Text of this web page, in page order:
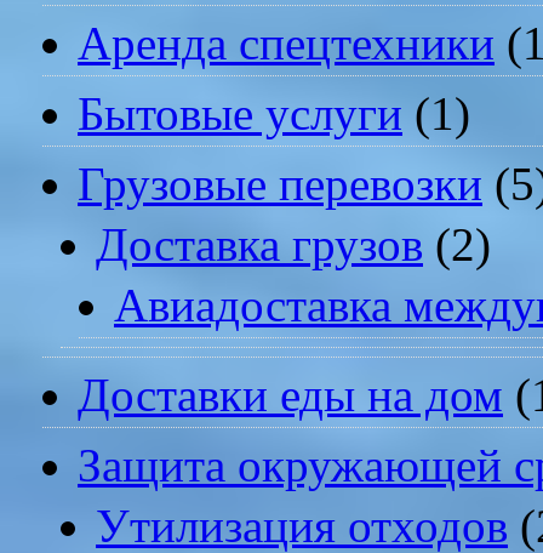
Аренда спецтехники
Бытовые услуги (1)
Грузовые перевозки
Доставка грузов (2)
Авиадоставка
Доставки еды на дом
Защита окружающей
Утилизация отходов